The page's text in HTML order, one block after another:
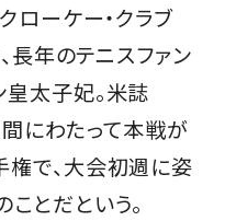
ローケー・クラブ
長年のテニスファン
皇太子妃。米誌
間にわたって本戦が
権で、大会初週に姿
とだという。